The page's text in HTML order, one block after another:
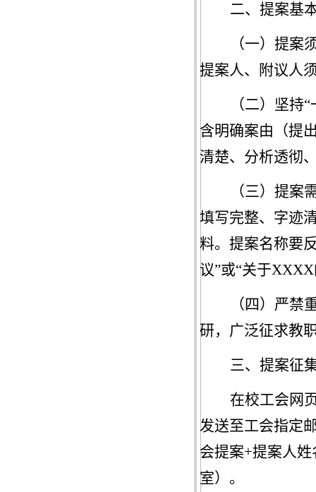
二、提案基
（一）提案
提案人、附议人
（二）坚持“
含明确案由（提
清楚、分析透彻
（三）提案
填写完整、字迹
料。 提案名称要
议”或“关于
（四）严禁
研，广泛征求教
三、 提案征
在校工会网
发送至工会指定
会提案+提案人姓
室） 。